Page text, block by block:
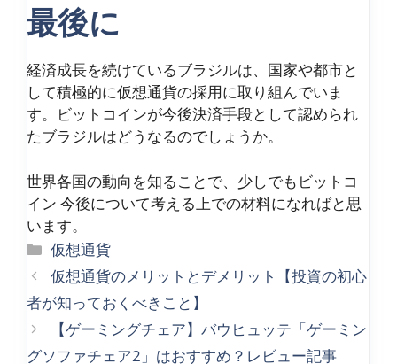
最後に
経済成長を続けているブラジルは、国家や都市と
して積極的に仮想通貨の採用に取り組んでいま
す。ビットコインが今後決済手段として認められ
たブラジルはどうなるのでしょうか。
世界各国の動向を知ることで、少しでもビットコ
イン 今後について考える上での材料になればと思
います。
カ
テ
ゴ
リ
ー
仮想通貨
仮想通貨のメリットとデメリット【投資の初心
者が知っておくべきこと】
【ゲーミングチェア】バウヒュッテ「ゲーミン
グソファチェア2」はおすすめ？レビュー記事